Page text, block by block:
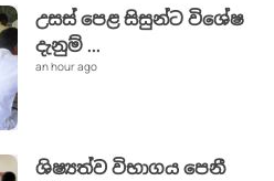
උසස් පෙළ සිසුන්ට විශේෂ
දැනුම් ...
an hour ago
ශිෂ්‍යත්ව විභාගය පෙනී